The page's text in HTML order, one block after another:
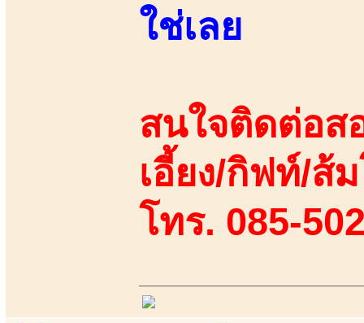
ใช่เลย
สนใจติดต่อส
เอี้ยง/กิฟท์/ส้
โทร. 085-